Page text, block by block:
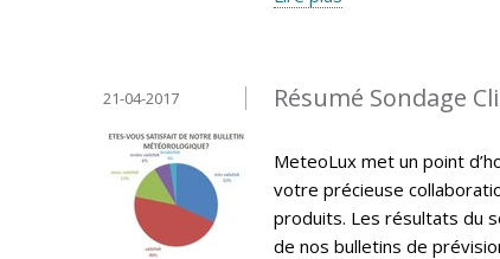
Résumé Sondage
21-04-2017
MeteoLux met un point
votre précieuse
produits. Les résultats du
de nos bulletins de